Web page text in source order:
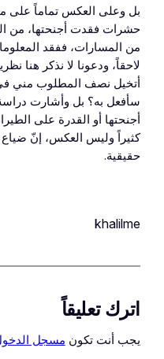
حشرات فقدت أجنحتها، من
من المسارات، ففقد
لاحقاً، ودعونا لا نذكر هنا
أتخيل نصف المطلوب مني في
سأفعل به؟ بل وأشارت دراسة
أجنحتها أو القدرة على
كثيراً وليس العكس، إنّ
حقيقية.
khalilme
اترك تعليقاً
يجب أنت تكون مسجل